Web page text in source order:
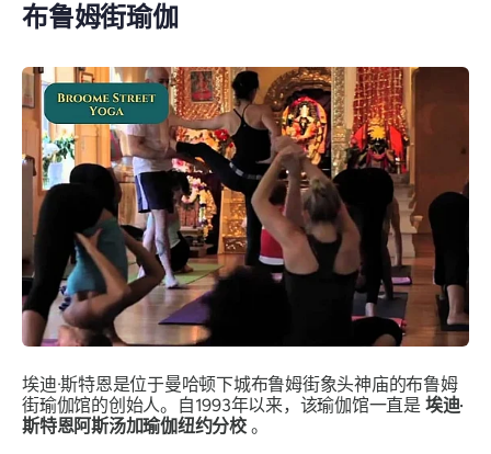
布鲁姆街瑜伽
埃迪·斯特恩是位于曼哈顿下城布鲁姆街象头神庙的布鲁姆
街瑜伽馆的创始人。自1993年以来，该瑜伽馆一直是 埃迪·
斯特恩阿斯汤加瑜伽纽约分校。